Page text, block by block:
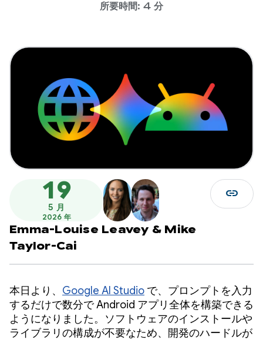
所要時間: 4 分
19
5 月
2026 年
Emma-Louise Leavey & Mike
Taylor-Cai
link
本日より、 Google AI Studio で、プロンプトを入力
するだけで数分で Android アプリ全体を構築できる
ようになりました。ソフトウェアのインストールや
ライブラリの構成が不要なため、開発のハードルが